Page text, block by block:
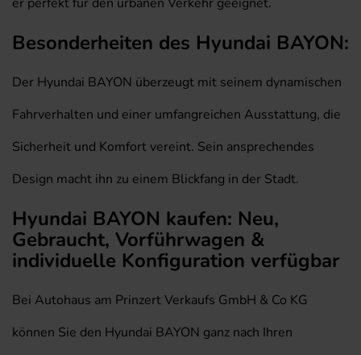
Besonderheiten des Hyundai BAYON:
Der Hyundai BAYON überzeugt mit seinem dynamischen
Fahrverhalten und einer umfangreichen Ausstattung, die
Sicherheit und Komfort vereint. Sein ansprechendes
Design macht ihn zu einem Blickfang in der Stadt.
Hyundai BAYON kaufen: Neu,
Gebraucht, Vorführwagen &
individuelle Konfiguration verfügbar
Bei Autohaus am Prinzert Verkaufs GmbH & Co KG
können Sie den Hyundai BAYON ganz nach Ihren